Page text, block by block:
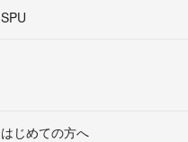
SPU
はじめての方へ